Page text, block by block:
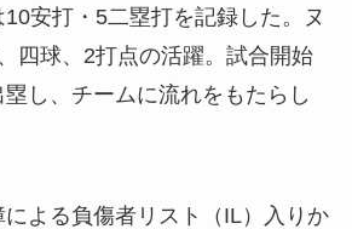
安打・5二塁打を記録した。ヌ
四球、2打点の活躍。試合開始
し、チームに流れをもたらし
による負傷者リスト（IL）入りか